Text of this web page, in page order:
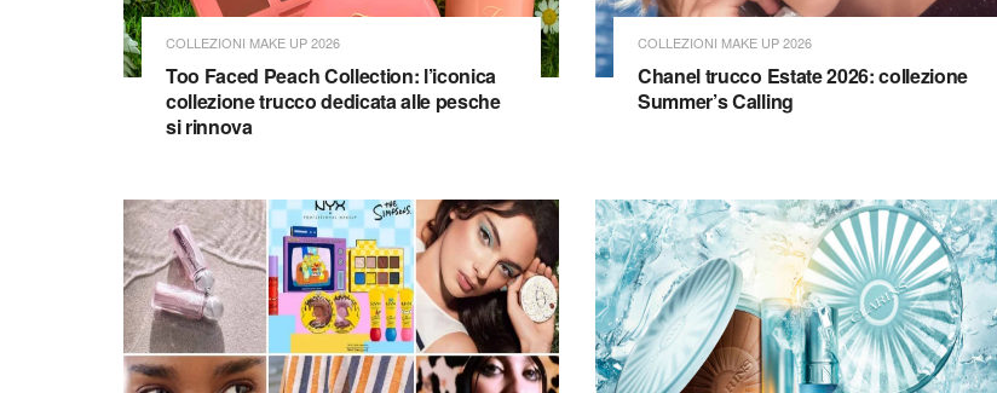
COLLEZIONI MAKE UP 2026
Too Faced Peach Collection: l’iconica
collezione trucco dedicata alle pesche
si rinnova
COLLEZIONI MAKE UP 2026
Chanel trucco Estate 2026: collezione
Summer’s Calling